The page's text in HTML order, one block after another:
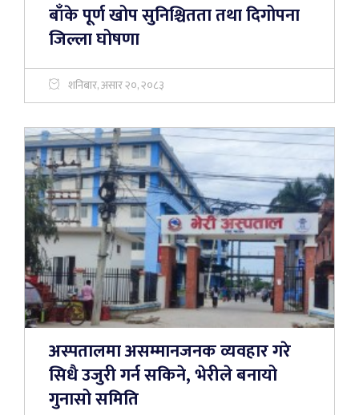
बाँके पूर्ण खोप सुनिश्चितता तथा दिगोपना
जिल्ला घोषणा
शनिबार, असार २०, २०८३
अस्पतालमा असम्मानजनक व्यवहार गरे
सिधै उजुरी गर्न सकिने, भेरीले बनायो
गुनासो समिति